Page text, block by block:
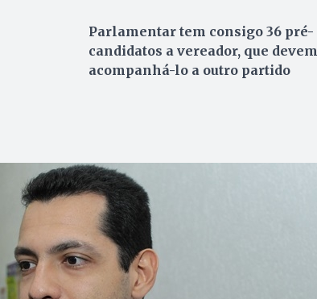
Parlamentar tem consigo 36 pré-
candidatos a vereador, que devem
acompanhá-lo a outro partido